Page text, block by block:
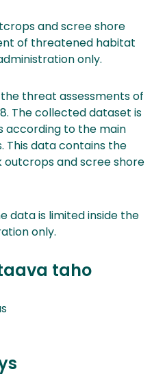
and scree shore
of threatened habitat
only.
threat assessments of
The collected dataset is
according to the main
This data contains the
and scree shore
data is limited inside the
only.
taho